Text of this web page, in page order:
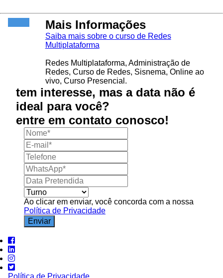
Mais Informações
Saiba mais sobre o curso de Redes
Multiplataforma
Redes Multiplataforma, Administração de
Redes, Curso de Redes, Sisnema, Online ao
vivo, Curso Presencial.
tem interesse, mas a data não é
ideal para você?
entre em contato conosco!
Ao clicar em enviar, você concorda com a nossa
Política de Privacidade
Enviar
Política de Privacidade